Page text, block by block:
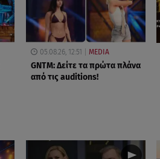
05.08.26, 12:51 MEDIA
GNTM: Δείτε τα πρώτα πλάνα
από τις auditions!